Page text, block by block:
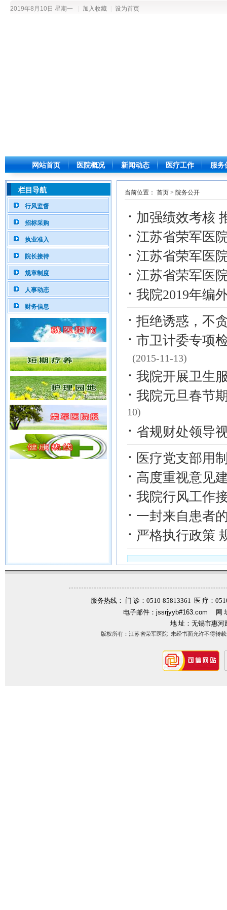
2019年8月10日 星期一 加入收藏 设为首页
网站首页 医院概况 新闻动态 医疗工作 服务
栏目导航
行风监督
招标采购
执业准入
院长接待
规章制度
人事动态
财务信息
当前位置： 首页 > 院务公开
· 加强绩效考核
· 江苏省荣军医
· 江苏省荣军医
· 江苏省荣军医
· 我院2019年编
· 拒绝诱惑，不
· 市卫计委专项
(2015-11-13)
· 我院开展卫生
· 我院元旦春节
10)
· 省规财处领导
· 医疗党支部用
· 高度重视意见
· 我院行风工作
· 一封来自患者
· 严格执行政策
服务热线： 门 诊：0510-85813361 医 疗：
电子邮件： jssrjyyb#163.com
网
地 址：无锡市惠河
版权所有：江苏省荣军医院 未经书面允许不得转